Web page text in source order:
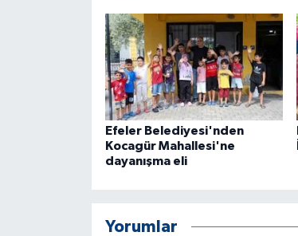
Efeler Belediyesi'nden
Kocagür Mahallesi'ne
dayanışma eli
Yorumlar